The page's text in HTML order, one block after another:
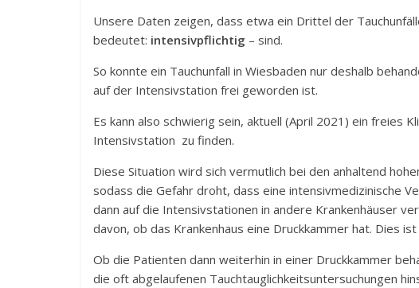
Unsere Daten zeigen, dass etwa ein Drittel der
bedeutet: intensivpflichtig – sind.
So konnte ein Tauchunfall in Wiesbaden nur deshalb
auf der Intensivstation frei geworden ist.
Es kann also schwierig sein, aktuell (April 2021) ein freies
Intensivstation zu finden.
Diese Situation wird sich vermutlich bei den anhaltend
sodass die Gefahr droht, dass eine intensivmedizinische
dann auf die Intensivstationen in andere Krankenhäuser
davon, ob das Krankenhaus eine Druckkammer hat. Dies
Ob die Patienten dann weiterhin in einer Druckkammer
die oft abgelaufenen Tauchtauglichkeitsuntersuchungen